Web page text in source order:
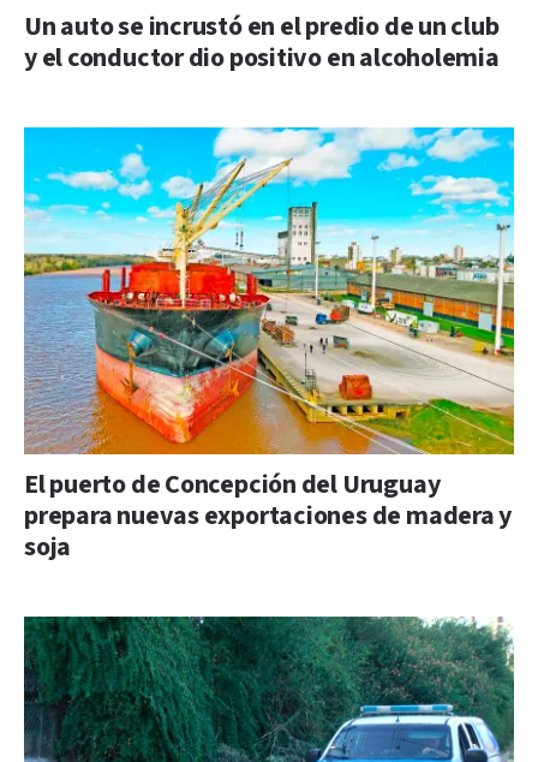
Un auto se incrustó en el predio de un club
y el conductor dio positivo en alcoholemia
El puerto de Concepción del Uruguay
prepara nuevas exportaciones de madera y
soja